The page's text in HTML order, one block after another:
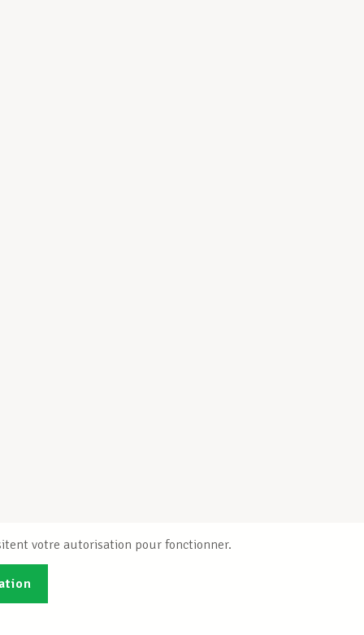
votre autorisation pour fonctionner.